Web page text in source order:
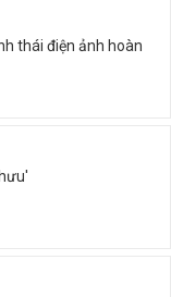
thái điện ảnh hoàn